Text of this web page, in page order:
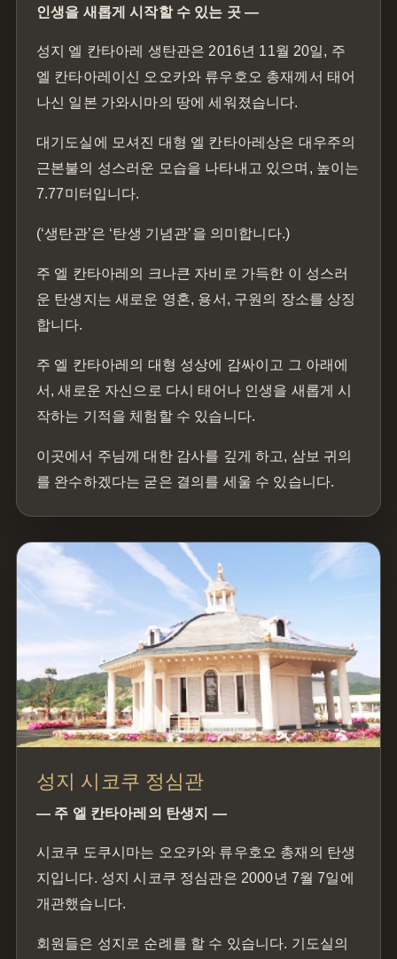
인생을 새롭게 시작할 수 있는 곳 —
성지 엘 칸타아레 생탄관은 2016년 11월 20일, 주
엘 칸타아레이신 오오카와 류우호오 총재께서 태어
나신 일본 가와시마의 땅에 세워졌습니다.
대기도실에 모셔진 대형 엘 칸타아레상은 대우주의
근본불의 성스러운 모습을 나타내고 있으며, 높이는
7.77미터입니다.
(‘생탄관’은 ‘탄생 기념관’을 의미합니다.)
주 엘 칸타아레의 크나큰 자비로 가득한 이 성스러
운 탄생지는 새로운 영혼, 용서, 구원의 장소를 상징
합니다.
주 엘 칸타아레의 대형 성상에 감싸이고 그 아래에
서, 새로운 자신으로 다시 태어나 인생을 새롭게 시
작하는 기적을 체험할 수 있습니다.
이곳에서 주님께 대한 감사를 깊게 하고, 삼보 귀의
를 완수하겠다는 굳은 결의를 세울 수 있습니다.
성지 시코쿠 정심관
— 주 엘 칸타아레의 탄생지 —
시코쿠 도쿠시마는 오오카와 류우호오 총재의 탄생
지입니다. 성지 시코쿠 정심관은 2000년 7월 7일에
개관했습니다.
회원들은 성지로 순례를 할 수 있습니다. 기도실의